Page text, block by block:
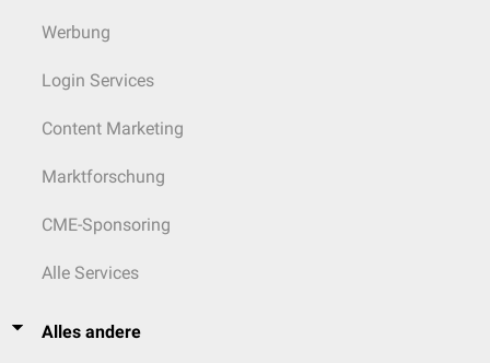
Werbung
Login Services
Content Marketing
Marktforschung
CME-Sponsoring
Alle Services
Alles andere